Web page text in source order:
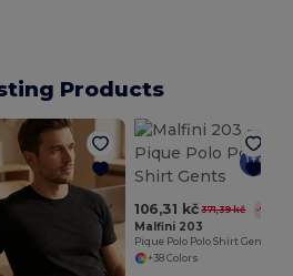
Products
106,31 kč 371,39 kč -71%
Malfini 203
Pique Polo Polo Shirt Gents
+38 Colors